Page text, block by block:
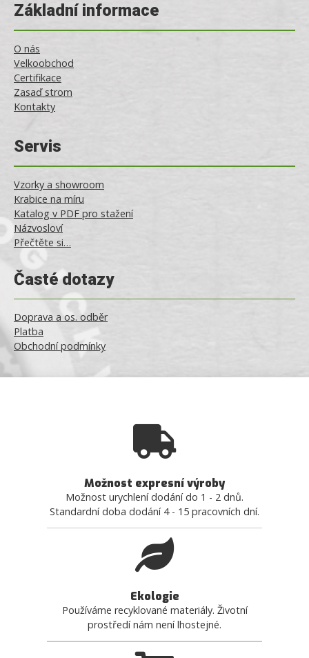
Základní informace
O nás
Velkoobchod
Certifikace
Zasaď strom
Kontakty
Servis
Vzorky a showroom
Krabice na míru
Katalog v PDF pro stažení
Názvosloví
Přečtěte si…
Časté dotazy
Doprava a os. odběr
Platba
Obchodní podmínky
Možnost expresní výroby
Možnost urychlení dodání do 1 - 2 dnů.
Standardní doba dodání 4 - 15 pracovních dní.
Ekologie
Používáme recyklované materiály. Životní
prostředí nám není lhostejné.